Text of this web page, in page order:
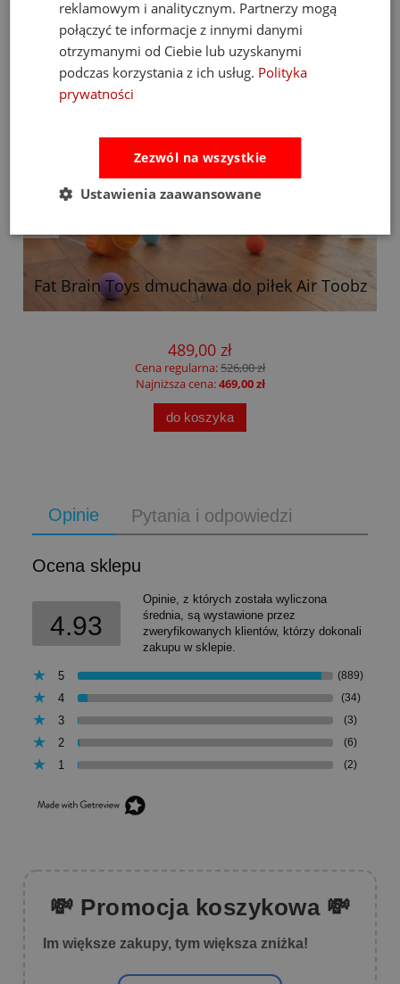
Fat Brain Toys dmuchawa do piłek Air Toobz
489,00 zł
Cena regularna:526,00 zł
Najniższa cena:469,00 zł
do koszyka
Opinie Pytania i odpowiedzi
Ocena sklepu
4.93
Opinie, z których została wyliczona
średnia, są wystawione przez
zweryfikowanych klientów, którzy dokonali
zakupu w sklepie.
5 (889)
4 (34)
3 (3)
2 (6)
1 (2)
💸 Promocja koszykowa 💸
Im większe zakupy, tym większa zniżka!
reklamowym i analitycznym. Partnerzy mogą
połączyć te informacje z innymi danymi
otrzymanymi od Ciebie lub uzyskanymi
podczas korzystania z ich usług. Polityka
prywatności
Zezwól na wszystkie
Ustawienia zaawansowane